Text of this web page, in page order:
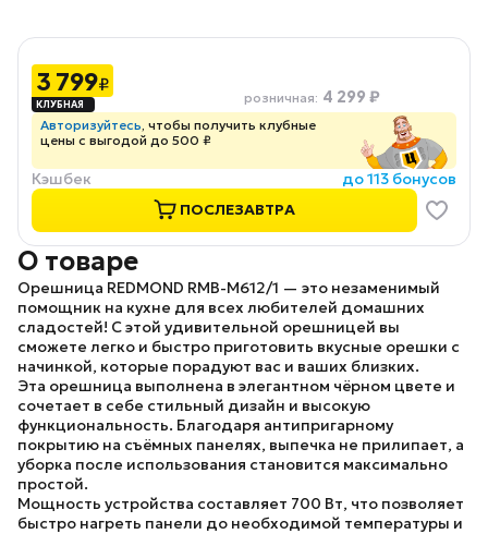
3 799₽
розничная: 4 299 ₽
Авторизуйтесь, чтобы получить клубные
цены с выгодой до 500 ₽
Кэшбек
до 113 бонусов
ПОСЛЕЗАВТРА
О товаре
Орешница REDMOND RMB-M612/1 — это незаменимый
помощник на кухне для всех любителей домашних
сладостей! С этой удивительной орешницей вы
сможете легко и быстро приготовить вкусные орешки с
начинкой, которые порадуют вас и ваших близких.
Эта орешница выполнена в элегантном чёрном цвете и
сочетает в себе стильный дизайн и высокую
функциональность. Благодаря антипригарному
покрытию на съёмных панелях, выпечка не прилипает, а
уборка после использования становится максимально
простой.
Мощность устройства составляет 700 Вт, что позволяет
быстро нагреть панели до необходимой температуры и